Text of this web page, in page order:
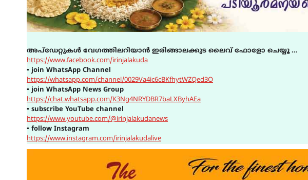
അപ്ഡേറ്റുകൾ വേഗത്തിലറിയാൻ ഇരിങ്ങാലക്കുട ലൈവ് ഫോളോ ചെയ്യൂ …
https://www.facebook.com/irinjalakuda
▪join WhatsApp Channel
https://whatsapp.com/channel/0029Va4ic6cBKfhytWZQed3O
▪join WhatsApp News Group
https://chat.whatsapp.com/K3Ng4NRYDBR7baLXByhAEa
▪ subscribe YouTube channel
https://www.youtube.com/@irinjalakudanews
▪ follow Instagram
https://www.instagram.com/irinjalakudalive